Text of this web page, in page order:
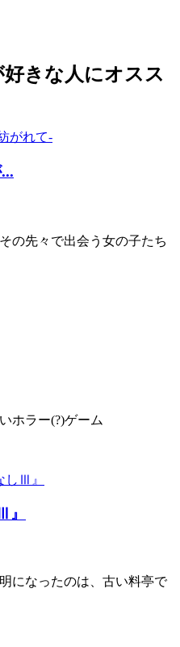
きな人にオスス
の先々で出会う女の子たち
ホラー(?)ゲーム
』
になったのは、古い料亭で